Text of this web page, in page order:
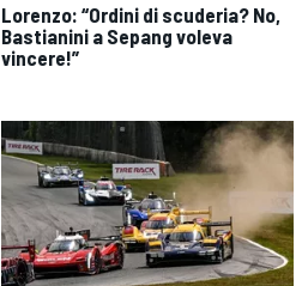
Lorenzo: “Ordini di scuderia? No,
Bastianini a Sepang voleva
vincere!”